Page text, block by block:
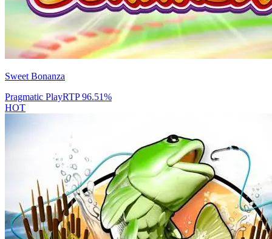
Sweet Bonanza
Pragmatic PlayRTP96.51%
HOT